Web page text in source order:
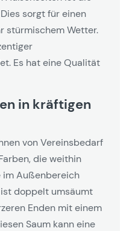
sorgt für einen
stürmischem Wetter.
Es hat eine Qualität
in kräftigen
von Vereinsbedarf
die weithin
im Außenbereich
doppelt umsäumt
Enden mit einem
Saum kann eine